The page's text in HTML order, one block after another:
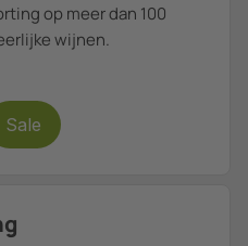
op meer dan 100
wijnen.
Sale